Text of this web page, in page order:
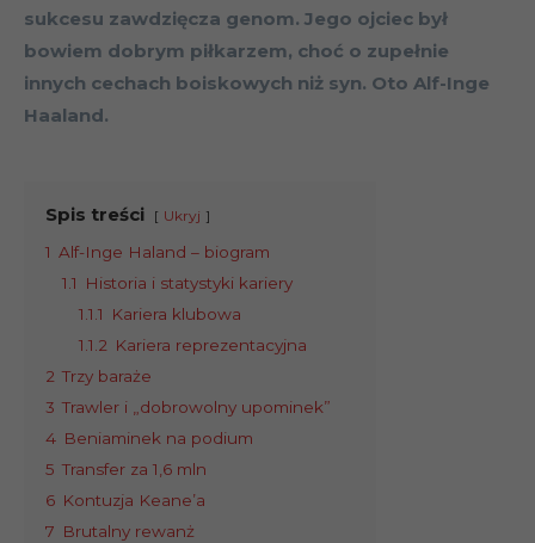
sukcesu zawdzięcza genom. Jego ojciec był
bowiem dobrym piłkarzem, choć o zupełnie
innych cechach boiskowych niż syn. Oto Alf-Inge
Haaland.
Spis treści Ukryj
1 Alf-Inge Haland – biogram
1.1
Historia i statystyki kariery
1.1.1
Kariera klubowa
1.1.2 Kariera reprezentacyjna
2 Trzy baraże
3 Trawler i „dobrowolny upominek”
4 Beniaminek na podium
5 Transfer za 1,6 mln
6 Kontuzja Keane’a
7 Brutalny rewanż